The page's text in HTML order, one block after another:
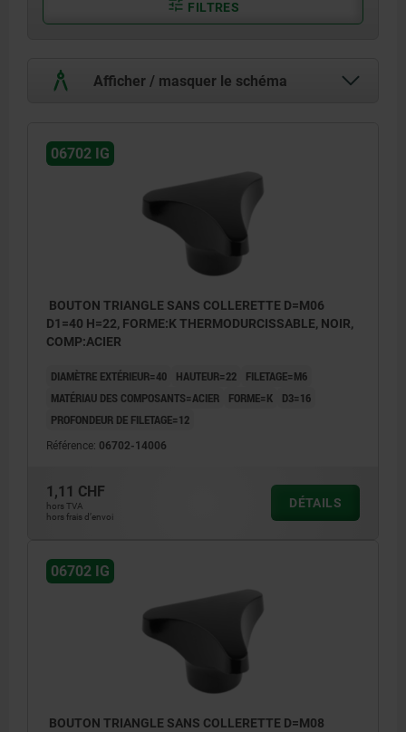
FILTRES
Afficher / masquer le schéma
06702 IG
BOUTON TRIANGLE SANS COLLERETTE D=M06
D1=40 H=22, FORME:K THERMODURCISSABLE, NOIR,
COMP:ACIER
DIAMÈTRE EXTÉRIEUR=40 HAUTEUR=22
FILETAGE=M6
MATÉRIAU DES COMPOSANTS=ACIER
FORME=K
D3=16
PROFONDEUR DE FILETAGE=12
Référence: 06702-14006
1,11 CHF
hors TVA
hors frais d’envoi
DÉTAILS
06702 IG
BOUTON TRIANGLE SANS COLLERETTE D=M08